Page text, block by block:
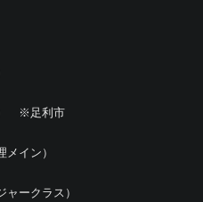
） ※足利市
メイン）
ャークラス）